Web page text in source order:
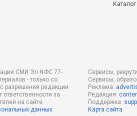
СМИ Эл NФС 77-
- только со
разрешения редакции
за
на сайте.
данных
Сервисы,
Сервисы,
Реклама:
Редакция:
Поддержка:
Карта сайта